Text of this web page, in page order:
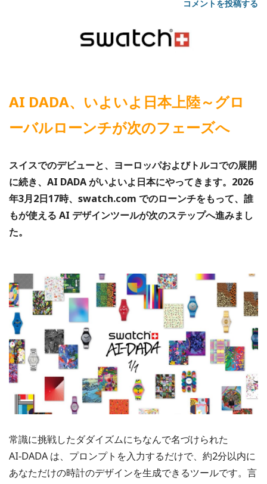
コメントを投稿する
AI DADA、いよいよ日本上陸～グロ
ーバルローンチが次のフェーズへ
スイスでのデビューと、ヨーロッパおよびトルコでの展開
に続き、AI DADA がいよいよ日本にやってきます。2026
年3月2日17時、swatch.com でのローンチをもって、誰
もが使える AI デザインツールが次のステップへ進みまし
た。
常識に挑戦したダダイズムにちなんで名づけられた
AI‑DADA は、プロンプトを入力するだけで、約2分以内に
あなただけの時計のデザインを生成できるツールです。言